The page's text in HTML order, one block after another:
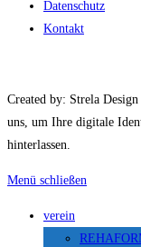
Datenschutz
Kontakt
Created by: Strela
uns, um Ihre digitale
hinterlassen.
Menü schließen
verein